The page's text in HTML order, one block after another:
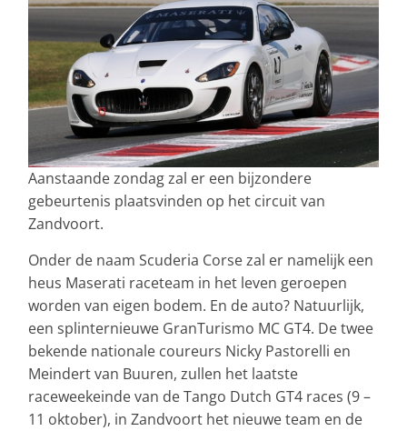
Aanstaande zondag zal er een bijzondere
gebeurtenis plaatsvinden op het circuit van
Zandvoort.
Onder de naam Scuderia Corse zal er namelijk een
heus Maserati raceteam in het leven geroepen
worden van eigen bodem. En de auto? Natuurlijk,
een splinternieuwe GranTurismo MC GT4. De twee
bekende nationale coureurs Nicky Pastorelli en
Meindert van Buuren, zullen het laatste
raceweekeinde van de Tango Dutch GT4 races (9 –
11 oktober), in Zandvoort het nieuwe team en de